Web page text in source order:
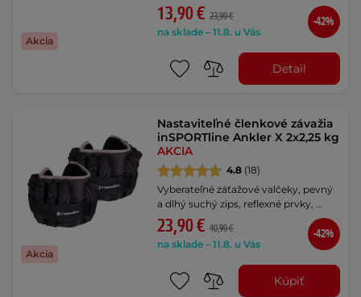
Akcia
13,90 € 23,90 €
na sklade – 11.8. u Vás
-42%
Detail
Akcia
Nastaviteľné členkové závažia
inSPORTline Ankler X 2x2,25 kg
AKCIA
4.8 (18)
Vyberateľné záťažové valčeky, pevný
a dlhý suchý zips, reflexné prvky, …
23,90 € 40,90 €
na sklade – 11.8. u Vás
-42%
Kúpiť